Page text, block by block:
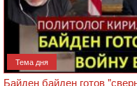
Тема дня
Байден байден готов